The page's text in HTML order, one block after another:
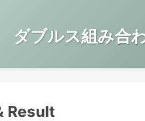
ダブルス組み合
Result